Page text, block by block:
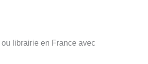
librairie en France avec